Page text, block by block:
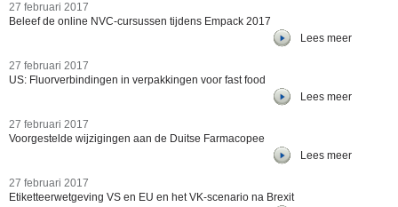
27 februari 2017
Beleef de online NVC-cursussen tijdens Empack 2017
Lees meer
27 februari 2017
US: Fluorverbindingen in verpakkingen voor fast food
Lees meer
27 februari 2017
Voorgestelde wijzigingen aan de Duitse Farmacopee
Lees meer
27 februari 2017
Etiketteerwetgeving VS en EU en het VK-scenario na Brexit